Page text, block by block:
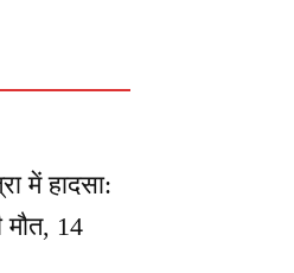
में हादसा:
14